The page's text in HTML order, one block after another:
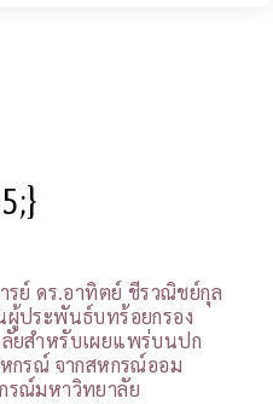
รย์ ดร.อาทิตย์ ชีรวณิชย์กุล
ผู้ประพันธ์บทร้อยกรอง
ลัยสำหรับเผยแพร่บนปก
กรณ์ จากสหกรณ์ออม
รณ์มหาวิทยาลัย